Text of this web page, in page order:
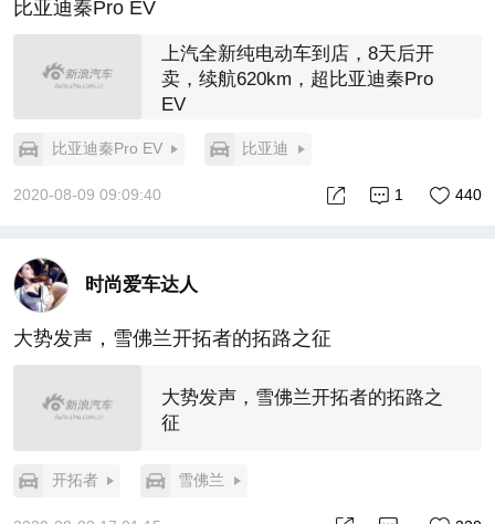
比亚迪秦Pro EV
上汽全新纯电动车到店，8天后开
卖，续航620km，超比亚迪秦Pro
EV
比亚迪秦Pro EV 比亚迪
2020-08-09 09:09:40 440
1
时尚爱车达人
大势发声，雪佛兰开拓者的拓路之征
大势发声，雪佛兰开拓者的拓路之
征
开拓者 雪佛兰